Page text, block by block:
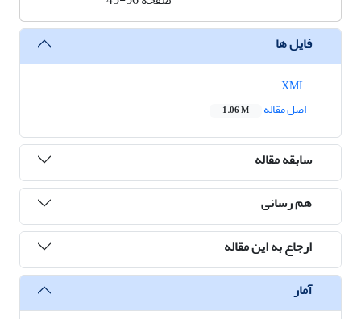
فایل ها
اصل مقاله
1.06 M
سابقه مقاله
هم رسانی
ارجاع به این مقاله
آمار